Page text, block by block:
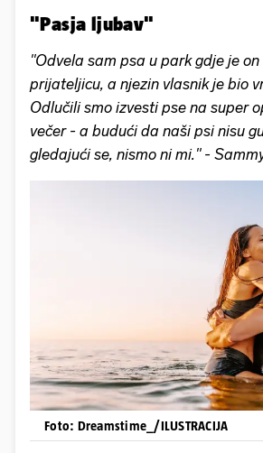
"Pasja ljubav"
"Odvela sam psa u park gdje je
prijateljicu, a njezin vlasnik je bio
Odlučili smo izvesti pse na super
večer - a budući da naši psi nisu
gledajući se, nismo ni mi." -
Foto: Dreamstime_/ILUSTRACIJA